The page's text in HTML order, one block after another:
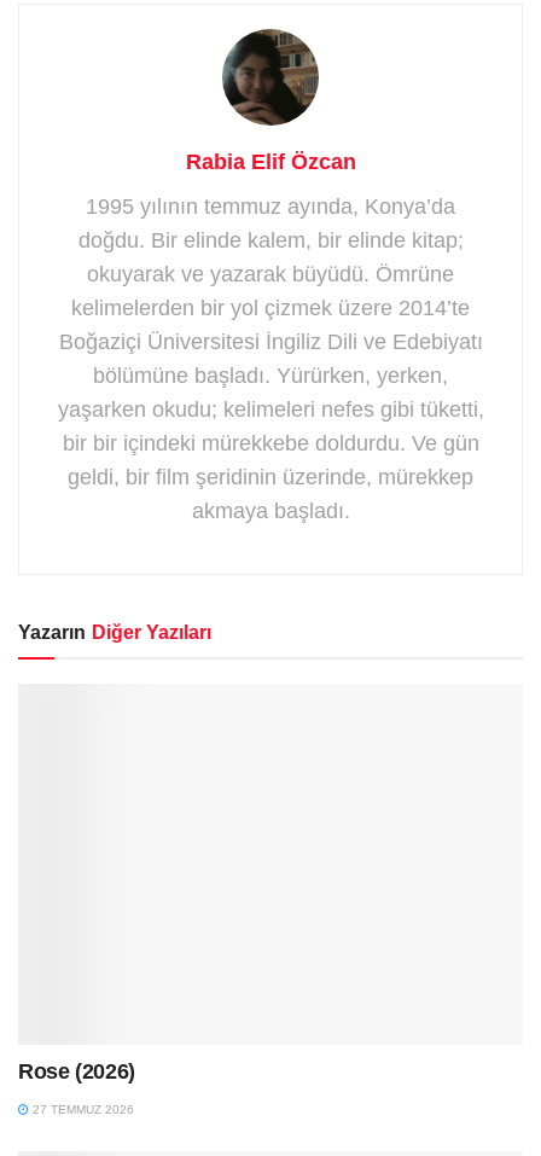
Rabia Elif Özcan
1995 yılının temmuz ayında, Konya’da
doğdu. Bir elinde kalem, bir elinde kitap;
okuyarak ve yazarak büyüdü. Ömrüne
kelimelerden bir yol çizmek üzere 2014’te
Boğaziçi Üniversitesi İngiliz Dili ve Edebiyatı
bölümüne başladı. Yürürken, yerken,
yaşarken okudu; kelimeleri nefes gibi tüketti,
bir bir içindeki mürekkebe doldurdu. Ve gün
geldi, bir film şeridinin üzerinde, mürekkep
akmaya başladı.
Yazarın Diğer Yazıları
Rose (2026)
27 TEMMUZ 2026